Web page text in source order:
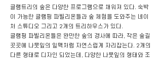
글램트리의 숲은 다양한 프로그램으로 채워져 있다. 숙박
이 가능한 글램핑 파빌리온들과 숲 체험을 도와주는 네이
처 스튜디오 그리고 2개의 트리하우스가 있다.
글램핑 파빌리온들은 완만한 숲의 경사에 따라, 작은 숲길
곳곳에 나뭇잎의 잎맥처럼 자연스럽게 자리잡는다. 2개의
다른 형태로 디자인 되었는데, 다양한 나뭇잎의 형태와 조